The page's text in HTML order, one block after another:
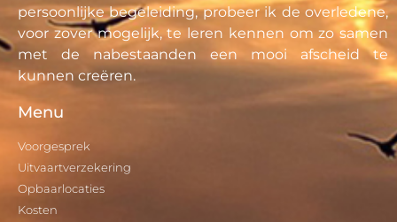
persoonlijke begeleiding, probeer ik de overledene,
voor zover mogelijk, te leren kennen om zo samen
met de nabestaanden een mooi afscheid te
kunnen creëren.
Menu
Voorgesprek
Uitvaartverzekering
Opbaarlocaties
Kosten